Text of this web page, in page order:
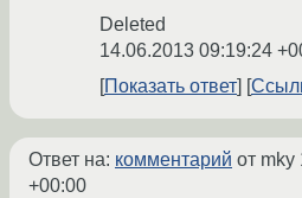
Deleted
14.06.2013 09:19:24
Показать ответ
Ответ на: комментарий от mky
+00:00